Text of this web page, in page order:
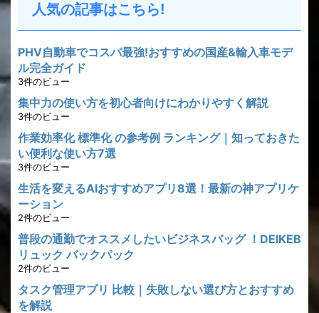
人気の記事はこちら!
PHV自動車でコスパ最強!おすすめの国産&輸入車モデ
ル完全ガイド
3件のビュー
集中力の使い方を初心者向けにわかりやすく解説
3件のビュー
作業効率化 標準化 の参考例 ランキング｜知っておきた
い便利な使い方7選
3件のビュー
生活を変えるAIおすすめアプリ8選！最新の神アプリケ
ーション
2件のビュー
普段の通勤でオススメしたいビジネスバッグ ！DEIKEB
リュック バックパック
2件のビュー
タスク管理アプリ 比較｜失敗しない選び方とおすすめ
を解説